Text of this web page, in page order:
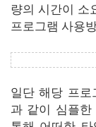
량의 시간이 소
프로그램 사용
일단 해당 프로
과 같이 심플한